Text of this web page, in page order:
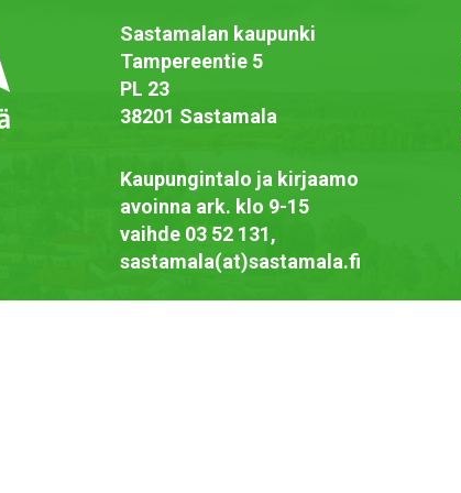
Sastamalan kaupunki
Tampereentie 5
PL 23
38201 Sastamala
Kaupungintalo ja kirjaamo
avoinna ark. klo 9-15
vaihde 03 52 131,
sastamala(at)sastamala.fi